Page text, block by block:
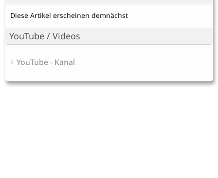
Diese Artikel erscheinen demnächst
YouTube / Videos
YouTube - Kanal